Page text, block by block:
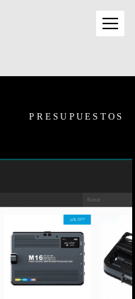
PRESUPUESTOS